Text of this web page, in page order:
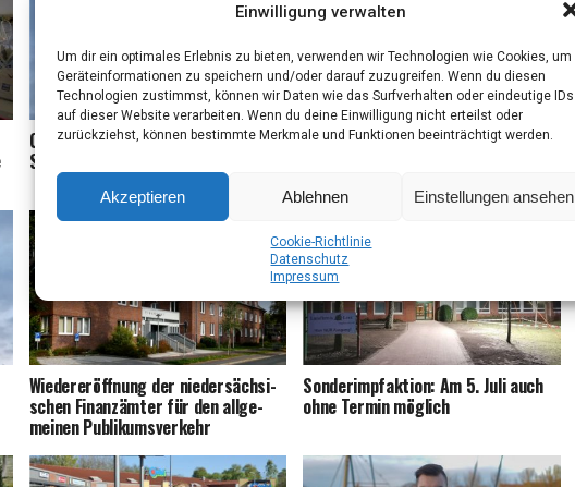
Einwilligung verwalten
Um dir ein optimales Erlebnis zu bieten, verwenden wir Technologien wie Cookies, um
Geräteinformationen zu speichern und/oder darauf zuzugreifen. Wenn du diesen
Technologien zustimmst, können wir Daten wie das Surfverhalten oder eindeutige IDs
auf dieser Website verarbeiten. Wenn du deine Einwilligung nicht erteilst oder
zurückziehst, können bestimmte Merkmale und Funktionen beeinträchtigt werden.
Akzeptieren Ablehnen Einstellungen ansehen
Coo­kie-Richt­li­nie
Daten­schutz
Impres­sum
Coro­na: Erneu­te Impf­ak­ti­on für
Schüler*innen ab 12 Jahren
Coro­na-Schutz­imp­fun­gen im Impf­
Wie­der­eröff­nung der nie­der­säch­si­
schen Finanz­äm­ter für den all­ge­
mei­nen Publikumsverkehr
Son­der­impf­ak­ti­on: Am 5. Juli auch
ohne Ter­min möglich